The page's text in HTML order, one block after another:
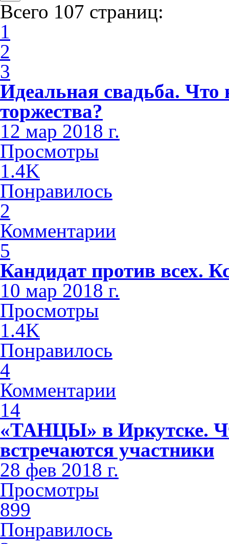
Всего 107 страниц:
1
2
3
Идеальная свадьба. Что
торжества?
12 мар 2018 г.
Просмотры
1.4K
Понравилось
2
Комментарии
5
Кандидат против всех.
10 мар 2018 г.
Просмотры
1.4K
Понравилось
4
Комментарии
14
«ТАНЦЫ» в Иркутске.
встречаются участники
28 фев 2018 г.
Просмотры
899
Понравилось